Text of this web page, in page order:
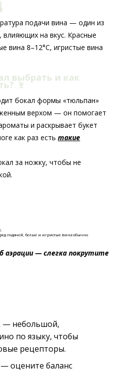
подачей, белые и игристые вина обычно
аэрации — слегка покрутите
— небольшой,
по языку, чтобы
рецепторы.
оцените баланс
подачи вина — один из
влияющих на вкус. Красные
вина 8–12°C, игристые вина
выбрать и как
🍷
бокал формы «тюльпан»
верхом — он помогает
и раскрывает букет
как раз естьтакие
за ножку, чтобы не